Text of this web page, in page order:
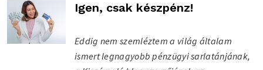
Igen, csak készpénz!
Eddig nem szemléztem a világ általam
ismert legnagyobb pénzügyi sarlatánjának,